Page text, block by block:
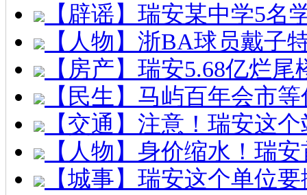
【辟谣】瑞安某中学5名
【人物】浙BA球员戴子
【房产】瑞安5.68亿烂
【民生】马屿百年会市
【交通】注意！瑞安这
【人物】身价缩水！瑞
【城事】瑞安这个单位